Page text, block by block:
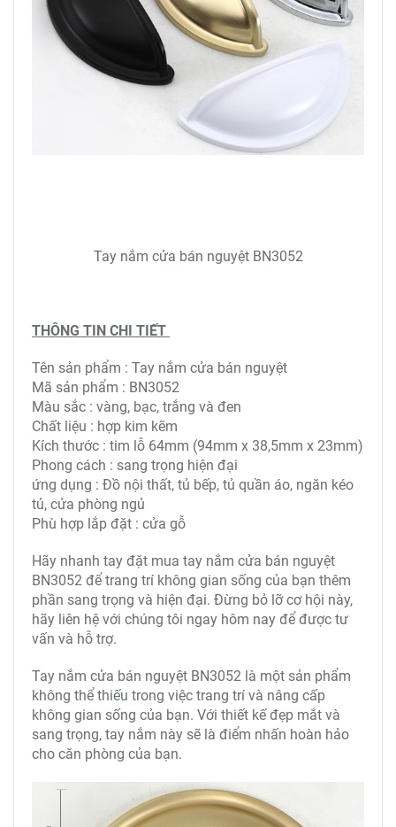
Tay nắm cửa bán nguyệt BN3052
THÔNG TIN CHI TIẾT
Tên sản phẩm : Tay nắm cửa bán nguyệt
Mã sản phẩm : BN3052
Màu sắc : vàng, bạc, trắng và đen
Chất liệu : hợp kim kẽm
Kích thước : tim lỗ 64mm (94mm x 38,5mm x 23mm)
Phong cách : sang trọng hiện đại
ứng dụng : Đồ nội thất, tủ bếp, tủ quần áo, ngăn kéo
tủ, cửa phòng ngủ
Phù hợp lắp đặt : cửa gỗ
Hãy nhanh tay đặt mua tay nắm cửa bán nguyệt
BN3052 để trang trí không gian sống của bạn thêm
phần sang trọng và hiện đại. Đừng bỏ lỡ cơ hội này,
hãy liên hệ với chúng tôi ngay hôm nay để được tư
vấn và hỗ trợ.
Tay nắm cửa bán nguyệt BN3052 là một sản phẩm
không thể thiếu trong việc trang trí và nâng cấp
không gian sống của bạn. Với thiết kế đẹp mắt và
sang trọng, tay nắm này sẽ là điểm nhấn hoàn hảo
cho căn phòng của bạn.